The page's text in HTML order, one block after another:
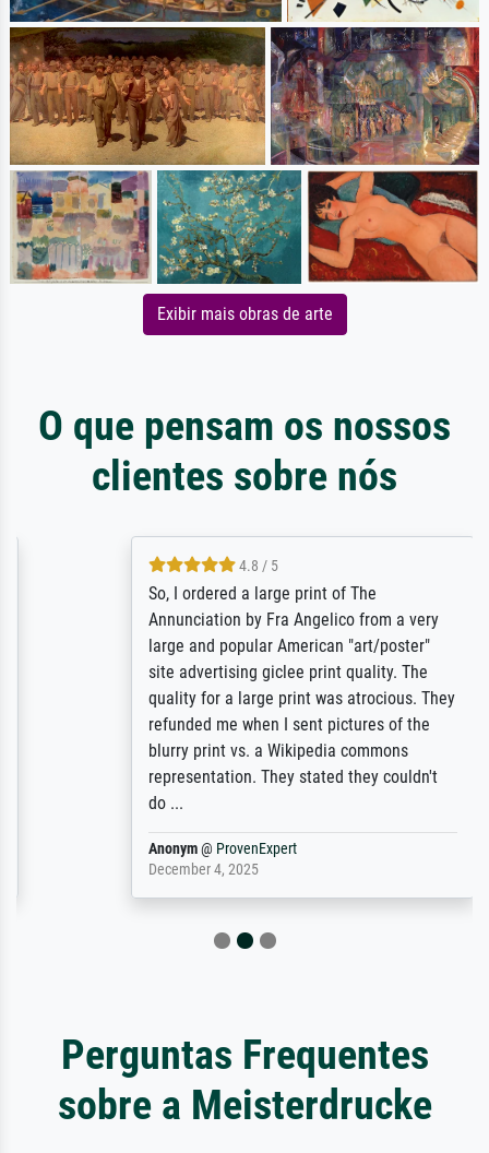
Exibir mais obras de arte
O que pensam os nossos
clientes sobre nós
4.8 / 5
So, I ordered a large print of The
Annunciation by Fra Angelico from a very
large and popular American "art/poster"
site advertising giclee print quality. The
quality for a large print was atrocious. They
refunded me when I sent pictures of the
blurry print vs. a Wikipedia commons
representation. They stated they couldn't
@ProvenExpert
December 4, 2025
Perguntas Frequentes
sobre a Meisterdrucke